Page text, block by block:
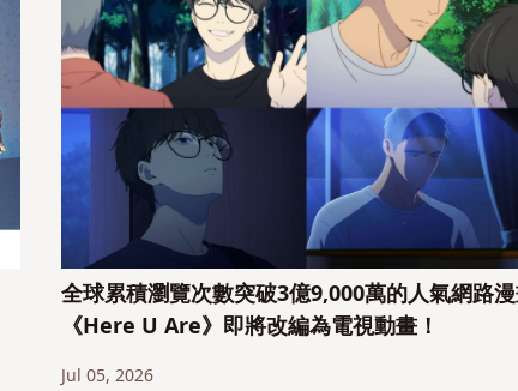
全球累積瀏覽次數突破3億9,000萬的人氣網路
《Here U Are》即將改編為電視動畫！
Jul 05, 2026